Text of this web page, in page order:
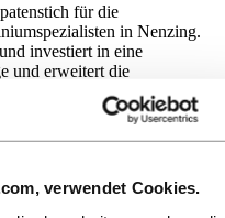
verwendet Cookies.
für die
in Nenzing.
investiert in eine
und erweitert die